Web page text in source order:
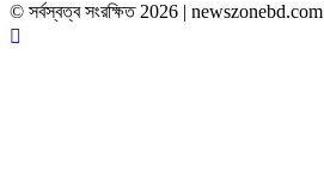
© সর্বস্বত্ব সংরক্ষিত 2026 | newszonebd.com